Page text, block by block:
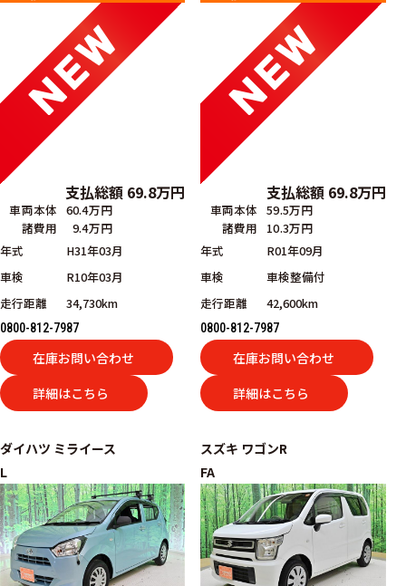
支払総額 69.8万円
車両本体 60.4万円
諸費用
9.4万円
年式
H31年03月
車検
R10年03月
走行距離
34,730km
0800-812-7987
在庫お問い合わせ
詳細はこちら
支払総額 69.8万円
車両本体 59.5万円
諸費用
10.3万円
年式
R01年09月
車検
車検整備付
走行距離
42,600km
0800-812-7987
在庫お問い合わせ
詳細はこちら
ダイハツ ミライース
L
スズキ ワゴンR
FA